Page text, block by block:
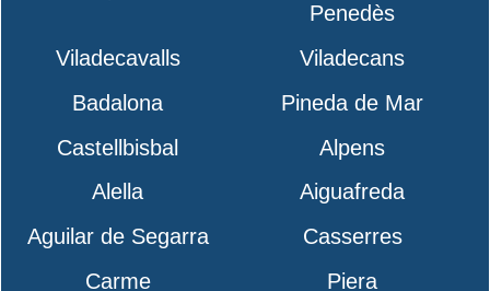
Penedès
Viladecavalls
Viladecans
Badalona
Pineda de Mar
Castellbisbal
Alpens
Alella
Aiguafreda
Aguilar de Segarra
Casserres
Carme
Piera